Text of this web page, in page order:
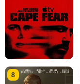
8